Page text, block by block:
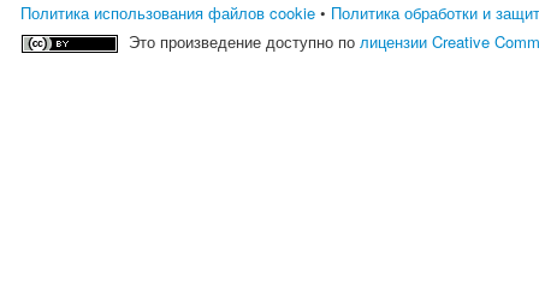
Политика использования файлов cookie • Политика обработки и
Это произведение доступно полицензии Creative